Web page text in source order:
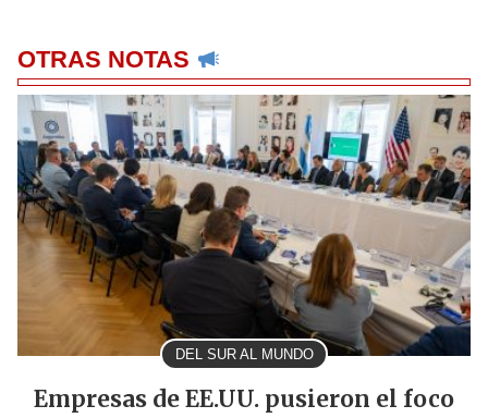
OTRAS NOTAS
DEL SUR AL MUNDO
Empresas de EE.UU. pusieron el foco